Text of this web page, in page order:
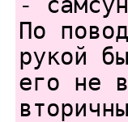
По
рукой
его не